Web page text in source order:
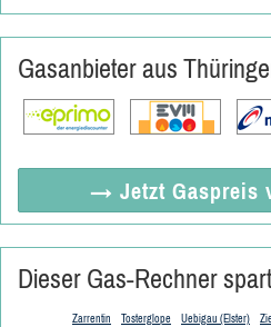
Gasanbieter aus
→ Jetzt Gaspreis
Dieser Gas-Rechner
Zarrentin Tosterglope Uebigau (Elster)